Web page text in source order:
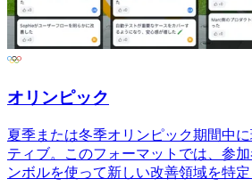
オリンピック
夏季または冬季オリンピック期間中
ティブ。このフォーマットでは、参
ンボルを使って新しい改善領域を特定